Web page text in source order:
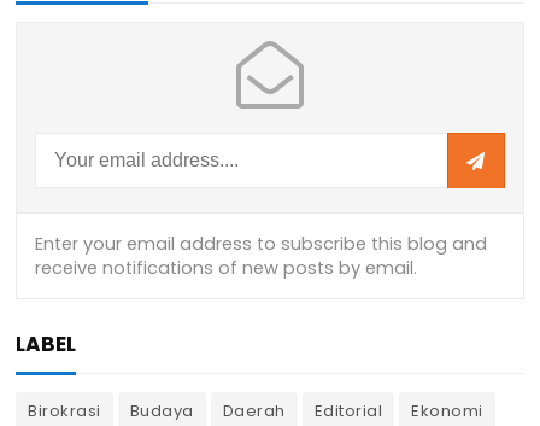
LABEL
Birokrasi Budaya Daerah Editorial
Ekonomi